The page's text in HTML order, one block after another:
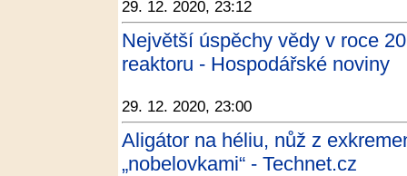
29. 12. 2020, 23:12
Největší úspěchy vědy v roce
reaktoru - Hospodářské noviny
29. 12. 2020, 23:00
Aligátor na héliu, nůž z
„nobelovkami“ - Technet.cz